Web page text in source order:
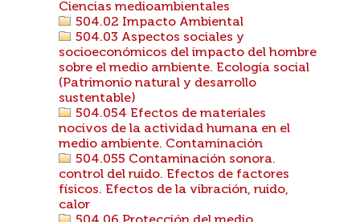
Ciencias medioambientales
504.02 Impacto Ambiental
504.03 Aspectos sociales y
socioeconómicos del impacto del hombre
sobre el medio ambiente. Ecología social
(Patrimonio natural y desarrollo
sustentable)
504.054 Efectos de materiales
nocivos de la actividad humana en el
medio ambiente. Contaminación
504.055 Contaminación sonora.
control del ruido. Efectos de factores
físicos. Efectos de la vibración, ruido,
calor